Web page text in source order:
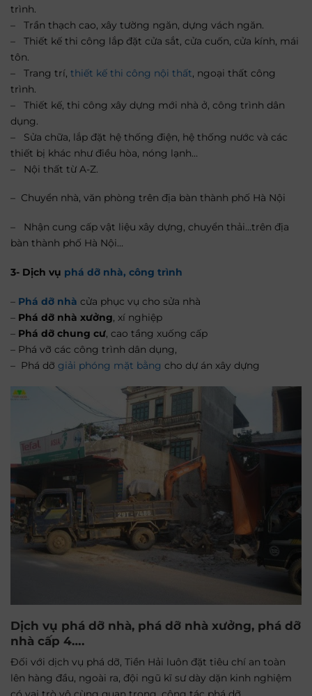
trình.
– Trần thạch cao, xây tường ngăn, dựng vách ngăn.
– Thiết kế thi công lắp đặt cửa sắt, cửa cuốn, cửa kính, mái
tôn.
– Trang trí, thiết kế thi công nội thất, ngoại thất công
trình.
– Thiết kế, thi công xây dựng mới nhà ở, công trình dân
dụng.
– Sửa chữa, lắp đặt hệ thống điện, hệ thống nước và các
thiết bị khác như điều hòa, nóng lạnh…
– Nội thất từ A-Z.
– Chuyển nhà, văn phòng trên địa bàn thành phố Hà Nội
– Nhận cung cấp vật liệu xây dựng, chuyển thải…trên địa
bàn thành phố Hà Nội…
3- Dịch vụ phá dỡ nhà, công trình
– Phá dỡ nhà cửa phục vụ cho sửa nhà
– Phá dỡ nhà xưởng, xí nghiệp
– Phá dỡ chung cư, cao tầng xuống cấp
– Phá vỡ các công trình dân dụng,
– Phá dỡ giải phóng mặt bằng cho dự án xây dựng
Dịch vụ phá dỡ nhà, phá dỡ nhà xưởng, phá dỡ
nhà cấp 4….
Đối với dịch vụ phá dỡ, Tiền Hải luôn đặt tiêu chí an toàn
lên hàng đầu, ngoài ra, đội ngũ kĩ sư dày dặn kinh nghiệm